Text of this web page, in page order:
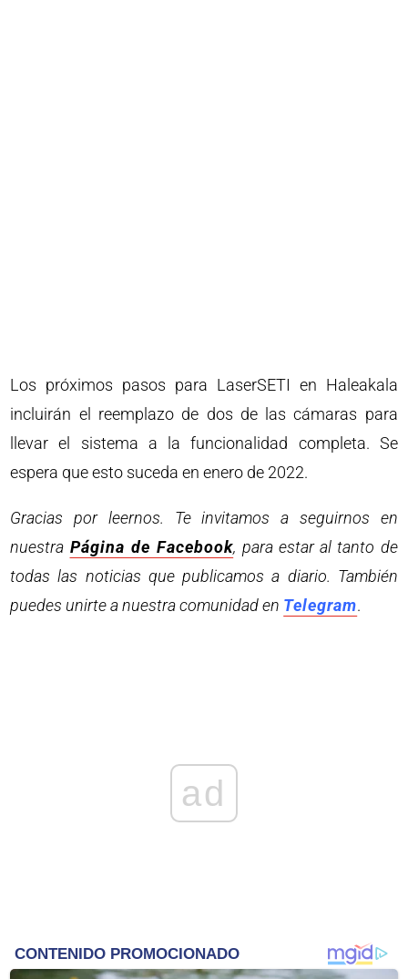
Los próximos pasos para LaserSETI en Haleakala
incluirán el reemplazo de dos de las cámaras para
llevar el sistema a la funcionalidad completa. Se
espera que esto suceda en enero de 2022.
Gracias por leernos. Te invitamos a seguirnos en
nuestra Página de Facebook, para estar al tanto de
todas las noticias que publicamos a diario. También
puedes unirte a nuestra comunidad en Telegram.
ad